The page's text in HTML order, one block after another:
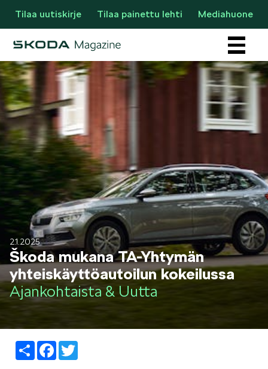
Tilaa uutiskirje Tilaa painettu lehti Mediahuone
Osastot
AJANKOHTAISTA & UUTTA
LIFESTYLE
2.1.2025
Škoda mukana TA-Yhtymän
yhteiskäyttöautoilun kokeilussa
Ajankohtaista & Uutta
ShareFacebook